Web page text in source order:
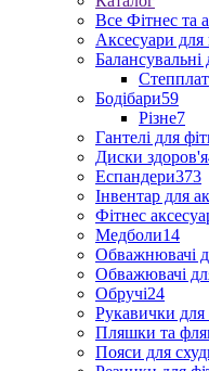
Все Фітнес та
Аксесуари для
Бодібари59
Різне7
Гантелі для
Диски здоров'я
Еспандери373
Інвентар для
Фітнес
Медболи14
Обважнювачі
Обважювачі
Обручі24
Рукавички для
Пляшки та
Пояси для